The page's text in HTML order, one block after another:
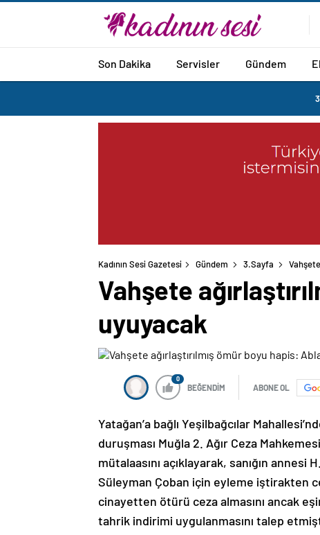
Son Dakika Servisler Gündem
Kadının Sesi Gazetesi Gündem 3.Sayfa
Vahşete
uyuyacak
0
BEĞENDİM ABONE OL
Yatağan’a bağlı Yeşilbağcılar
duruşması Muğla 2. Ağır Ceza
mütalaasını açıklayarak, sanığın annesi
Süleyman Çoban için eyleme iştirakten
cinayetten ötürü ceza almasını ancak
tahrik indirimi uygulanmasını talep